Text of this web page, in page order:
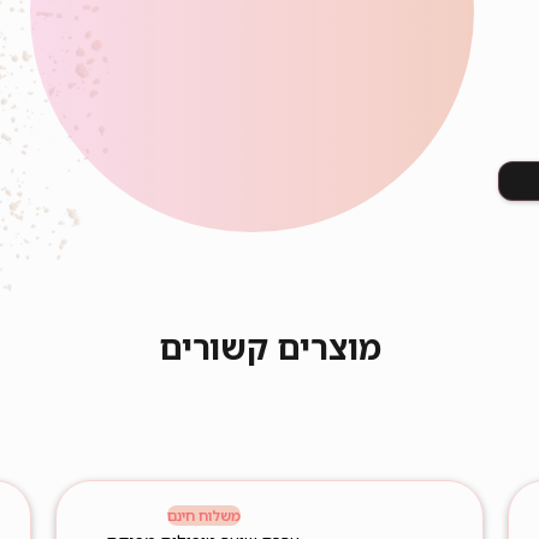
מוצרים קשורים
משלוח חינם